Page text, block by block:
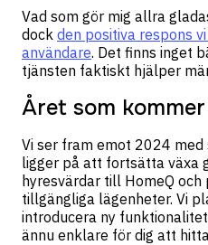
Vad som gör mig allra
dock den positiva respons
användare. Det finns inget
tjänsten faktiskt hjälper
Året som kommer
Vi ser fram emot 2024
ligger på att fortsätta växa
hyresvärdar till HomeQ
tillgängliga lägenheter. Vi
introducera ny
ännu enklare för dig att